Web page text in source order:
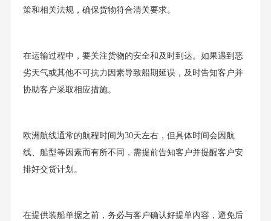
策和相关法规，确保货物符合清关要求。
在运输过程中，要关注货物的安全和及时到达。如果遇到恶
劣天气或其他不可抗力因素导致船期延误，及时告知客户并
协助客户采取相应措施。
欧洲航线通常的航程时间为30天左右，但具体时间会因航
线、船型等因素而有所不同，需提前告知客户并提醒客户安
排好交货计划。
在提供装船单据之前，务必与客户确认好提单内容，避免后